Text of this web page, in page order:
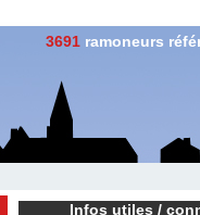
3691 ramoneurs
Infos utiles /